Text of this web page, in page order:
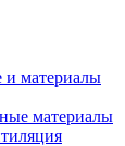
и материалы
материалы